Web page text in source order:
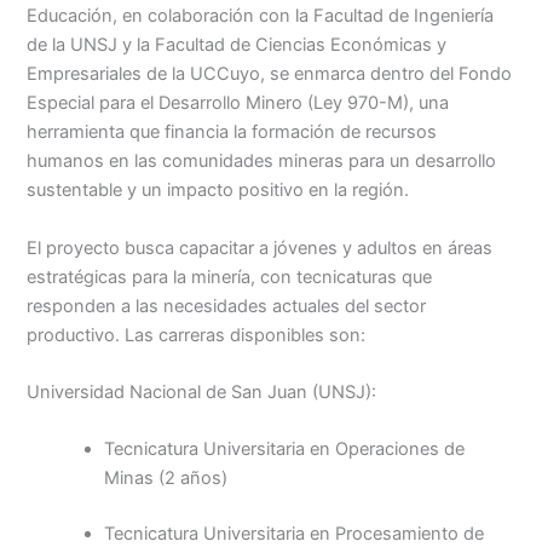
Educación, en colaboración con la Facultad de Ingeniería
de la UNSJ y la Facultad de Ciencias Económicas y
Empresariales de la UCCuyo, se enmarca dentro del Fondo
Especial para el Desarrollo Minero (Ley 970-M), una
herramienta que financia la formación de recursos
humanos en las comunidades mineras para un desarrollo
sustentable y un impacto positivo en la región.
El proyecto busca capacitar a jóvenes y adultos en áreas
estratégicas para la minería, con tecnicaturas que
responden a las necesidades actuales del sector
productivo. Las carreras disponibles son:
Universidad Nacional de San Juan (UNSJ):
Tecnicatura Universitaria en Operaciones de
Minas (2 años)
Tecnicatura Universitaria en Procesamiento de